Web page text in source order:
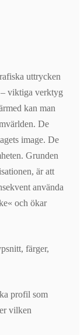
uttrycken
viktiga verktyg
kan man
De
image. De
Grunden
är att
använda
och ökar
färger,
profil som
vilken